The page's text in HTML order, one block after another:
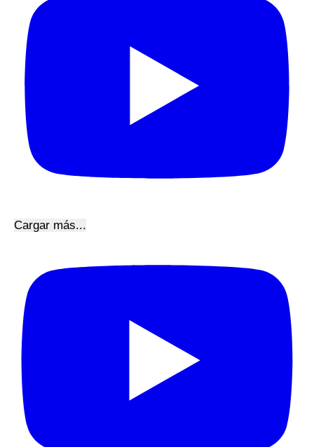
Cargar más...